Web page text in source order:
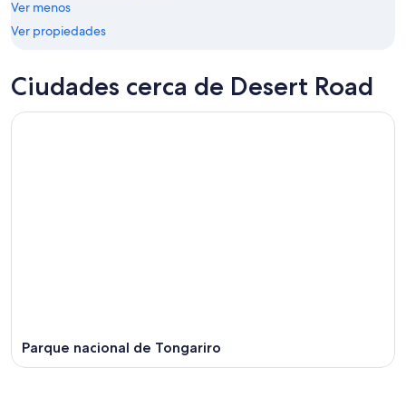
-
16
Ver menos
Ver propiedades
Ciudades cerca de Desert Road
Parque nacional de Tongariro